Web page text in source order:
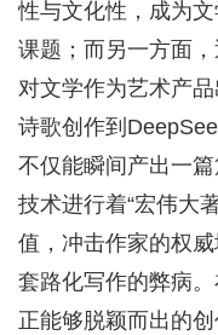
性与文化性，成为
课题；而另一方面
对文学作为艺术产
诗歌创作到
不仅能瞬间产出一
技术进行着“宏伟大
值，冲击作家的权
套路化写作的弊病
正能够脱颖而出的